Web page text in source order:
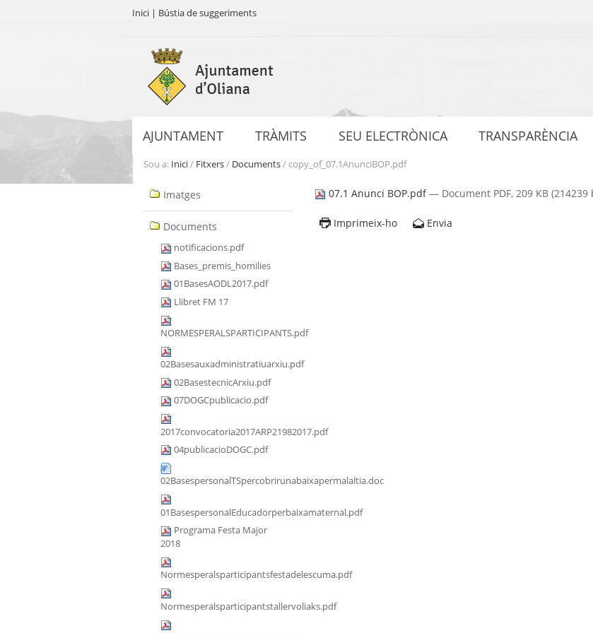
Inici | Bústia de suggeriments
contingut.
navegació
AJUNTAMENT TRÀMITS SEU ELECTRÒNICA TRANSPARÈNCIA
Sou a: Inici/ Fitxers/ Documents/copy_of_07.1AnunciBOP.pdf
Navegació
Imatges
Documents
notificacions.pdf
Bases_premis_homilies
01BasesAODL2017.pdf
Llibret FM 17
NORMESPERALSPARTICIPANTS.pdf
02Basesauxadministratiuarxiu.pdf
02BasestecnicArxiu.pdf
07DOGCpublicacio.pdf
2017convocatoria2017ARP21982017.pdf
04publicacioDOGC.pdf
02BasespersonalTSpercobrirunabaixapermalaltia.doc
01BasespersonalEducadorperbaixamaternal.pdf
Programa Festa Major
2018
Normesperalsparticipantsfestadelescuma.pdf
Normesperalsparticipantstallervoliaks.pdf
07.1 Anunci BOP.pdf— Document PDF, 209 KB (214239
Imprimeix-ho Envia